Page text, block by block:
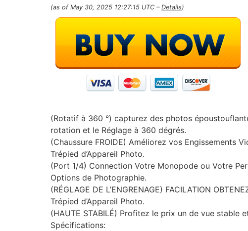
(as of May 30, 2025 12:27:15 UTC – Details)
(Rotatif à 360 °) capturez des photos
rotation et le Réglage à 360 dégrés.
(Chaussure FROIDE) Améliorez vos Engissements
Trépied d’Appareil Photo.
(Port 1/4) Connection Votre Monopode ou Votre
Options de Photographie.
(RÉGLAGE DE L’ENGRENAGE) FACILATION
Trépied d’Appareil Photo.
(HAUTE STABILÉ) Profitez le prix un de vue stable
Spécifications: